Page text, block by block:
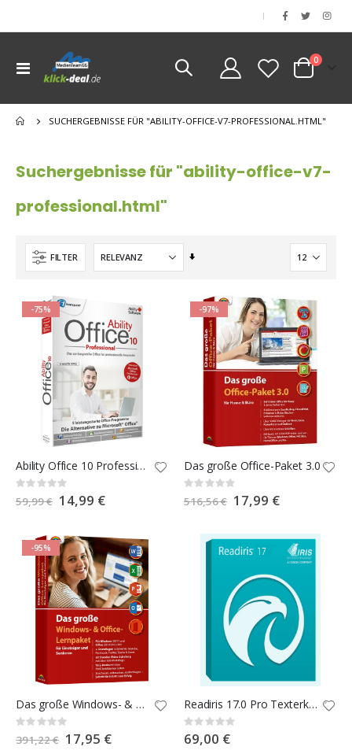
|
Navigation
umschalten
Cart
0Artikel
SUCHERGEBNISSE FÜR "ABILITY-OFFICE-V7-PROFESSIONAL.HTML"
Suchergebnisse für "ability-office-v7-
professional.html"
FILTER
Aufsteigend
-75%
Ability Office 10 Professional
Rating:
0%
59,99 € Special
Price
14,99 €
-97%
Das große Office-Paket 3.0
Rating:
0%
516,56 € Special
Price
17,99 €
-95%
Das große Windows- & Office-Lernpaket für Einsteiger und Senioren
Rating:
0%
391,22 € Special
Price
17,95 €
Readiris 17.0 Pro Texterkennung
Rating:
0%
69,00 €